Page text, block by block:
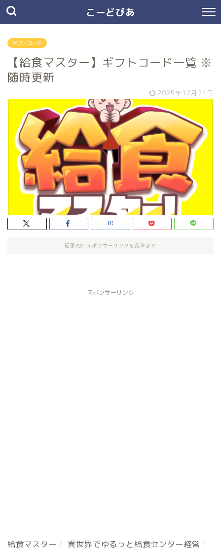
こーどぴあ
ギフトコード
【給食マスター】ギフトコード一覧 ※
随時更新
2025年12月24日
記事内にスポンサーリンクを含みます
スポンサーリンク
給食マスター！ 異世界でゆるっと給食センター経営！